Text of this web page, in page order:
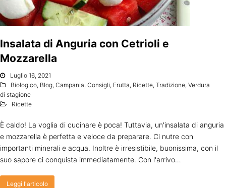
Insalata di Anguria con Cetrioli e
Mozzarella
Luglio 16, 2021
Biologico, Blog, Campania, Consigli, Frutta, Ricette, Tradizione, Verdura
di stagione
Ricette
È caldo! La voglia di cucinare è poca! Tuttavia, un'insalata di anguria
e mozzarella è perfetta e veloce da preparare. Ci nutre con
importanti minerali e acqua. Inoltre è irresistibile, buonissima, con il
suo sapore ci conquista immediatamente. Con l'arrivo…
Leggi l'articolo